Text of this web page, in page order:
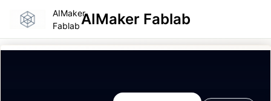
AIMaker
FablabAIMaker Fablab